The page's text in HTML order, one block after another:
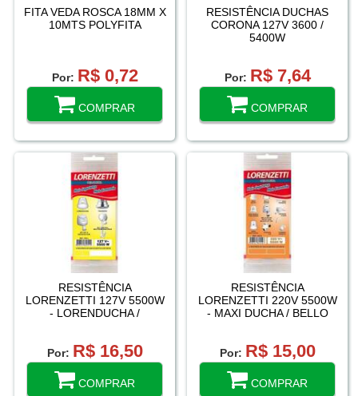
FITA VEDA ROSCA 18MM X
10MTS POLYFITA
Por: R$ 0,72
COMPRAR
RESISTÊNCIA DUCHAS
CORONA 127V 3600 /
5400W
Por: R$ 7,64
COMPRAR
RESISTÊNCIA
LORENZETTI 127V 5500W
- LORENDUCHA /
Por: R$ 16,50
COMPRAR
RESISTÊNCIA
LORENZETTI 220V 5500W
- MAXI DUCHA / BELLO
Por: R$ 15,00
COMPRAR